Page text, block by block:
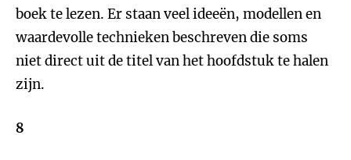
boek te lezen. Er staan veel ideeën, modellen en
waardevolle technieken beschreven die soms
niet direct uit de titel van het hoofdstuk te halen
zijn.
8